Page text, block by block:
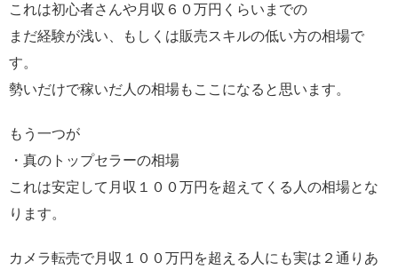
これは初心者さんや月収６０万円くらいまでの
まだ経験が浅い、もしくは販売スキルの低い方の相場で
す。
勢いだけで稼いだ人の相場もここになると思います。
もう一つが
・真のトップセラーの相場
これは安定して月収１００万円を超えてくる人の相場とな
ります。
カメラ転売で月収１００万円を超える人にも実は２通りあ